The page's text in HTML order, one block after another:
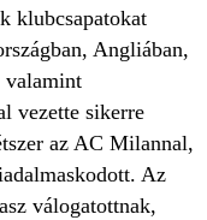
klubcsapatokat
Angliában,
valamint
vezette sikerre
az AC Milannal,
Az
válogatottnak,